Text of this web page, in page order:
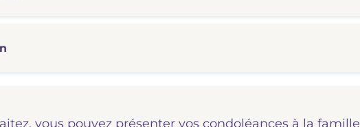
vous pouvez présenter vos condoléances à la famille